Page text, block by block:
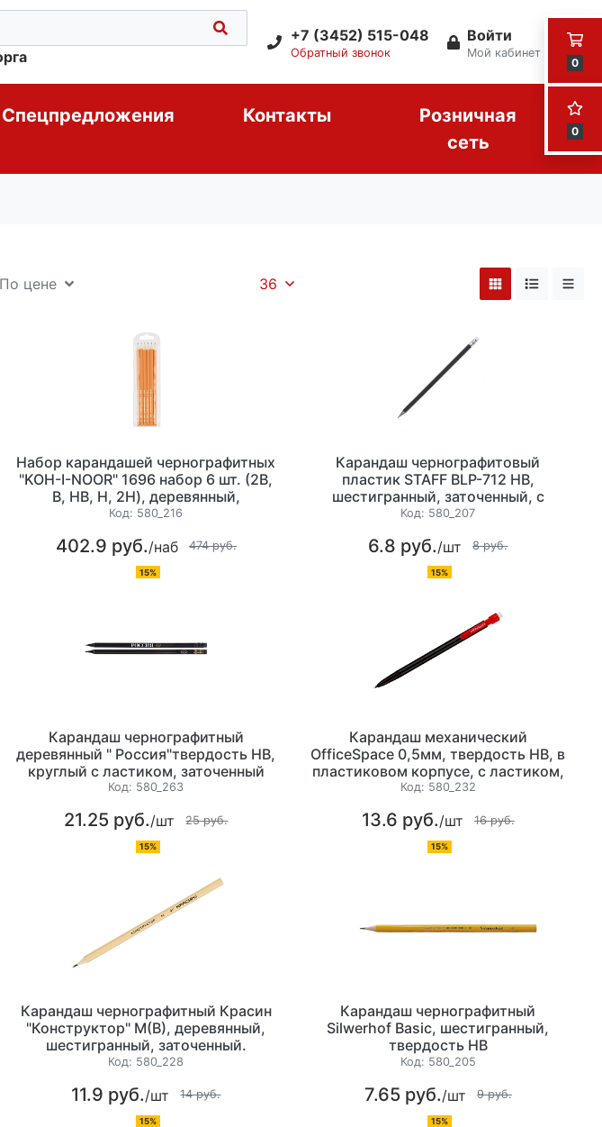
0
0
+7 (3452) 515-048
Обратный звонок
Войти
Мой кабинет
Спецпредложения Контакты
Розничная
сеть
По цене 36
Набор карандашей чернографитных
"KOH-I-NOOR" 1696 набор 6 шт. (2B,
B, HB, H, 2H), деревянный,
шестигранный, заточенный
Код: 580_216
402.9 руб./наб 474 руб.
15%
Карандаш чернографитовый
пластик STAFF BLP-712 НВ,
шестигранный, заточенный, с
ластиком, цвет черный
Код: 580_207
6.8 руб./шт 8 руб.
15%
Карандаш чернографитный
деревянный " Россия"твердость HB,
круглый с ластиком, заточенный
Код: 580_263
21.25 руб./шт 25 руб.
15%
Карандаш механический
OfficeSpace 0,5мм, твердость НВ, в
пластиковом корпусе, с ластиком,
черный
Код: 580_232
13.6 руб./шт 16 руб.
15%
Карандаш чернографитный Красин
"Конструктор" M(B), деревянный,
шестигранный, заточенный.
Код: 580_228
11.9 руб./шт 14 руб.
15%
Карандаш чернографитный
Silwerhof Basic, шестигранный,
твердость НВ
Код: 580_205
7.65 руб./шт 9 руб.
15%